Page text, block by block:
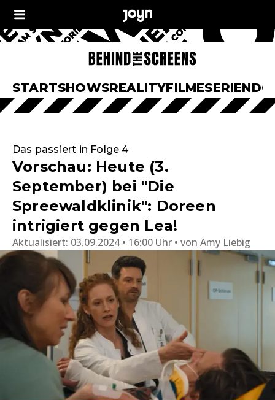
STARTSHOWSREALITYFILMESERIEN
Das passiert in Folge 4
Vorschau: Heute (3.
September) bei "Die
Spreewaldklinik": Doreen
intrigiert gegen Lea!
Aktualisiert: 03.09.2024 • 16:00 Uhr von Amy Liebig